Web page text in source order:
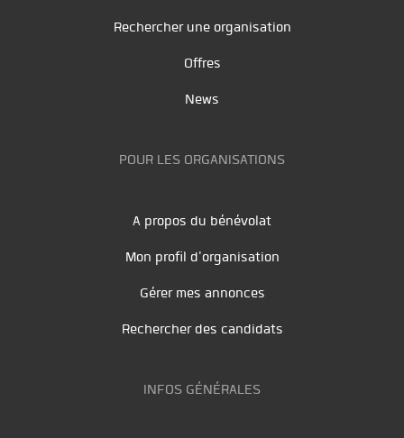
Rechercher une organisation
Offres
News
POUR LES ORGANISATIONS
A propos du bénévolat
Mon profil d'organisation
Gérer mes annonces
Rechercher des candidats
INFOS GÉNÉRALES